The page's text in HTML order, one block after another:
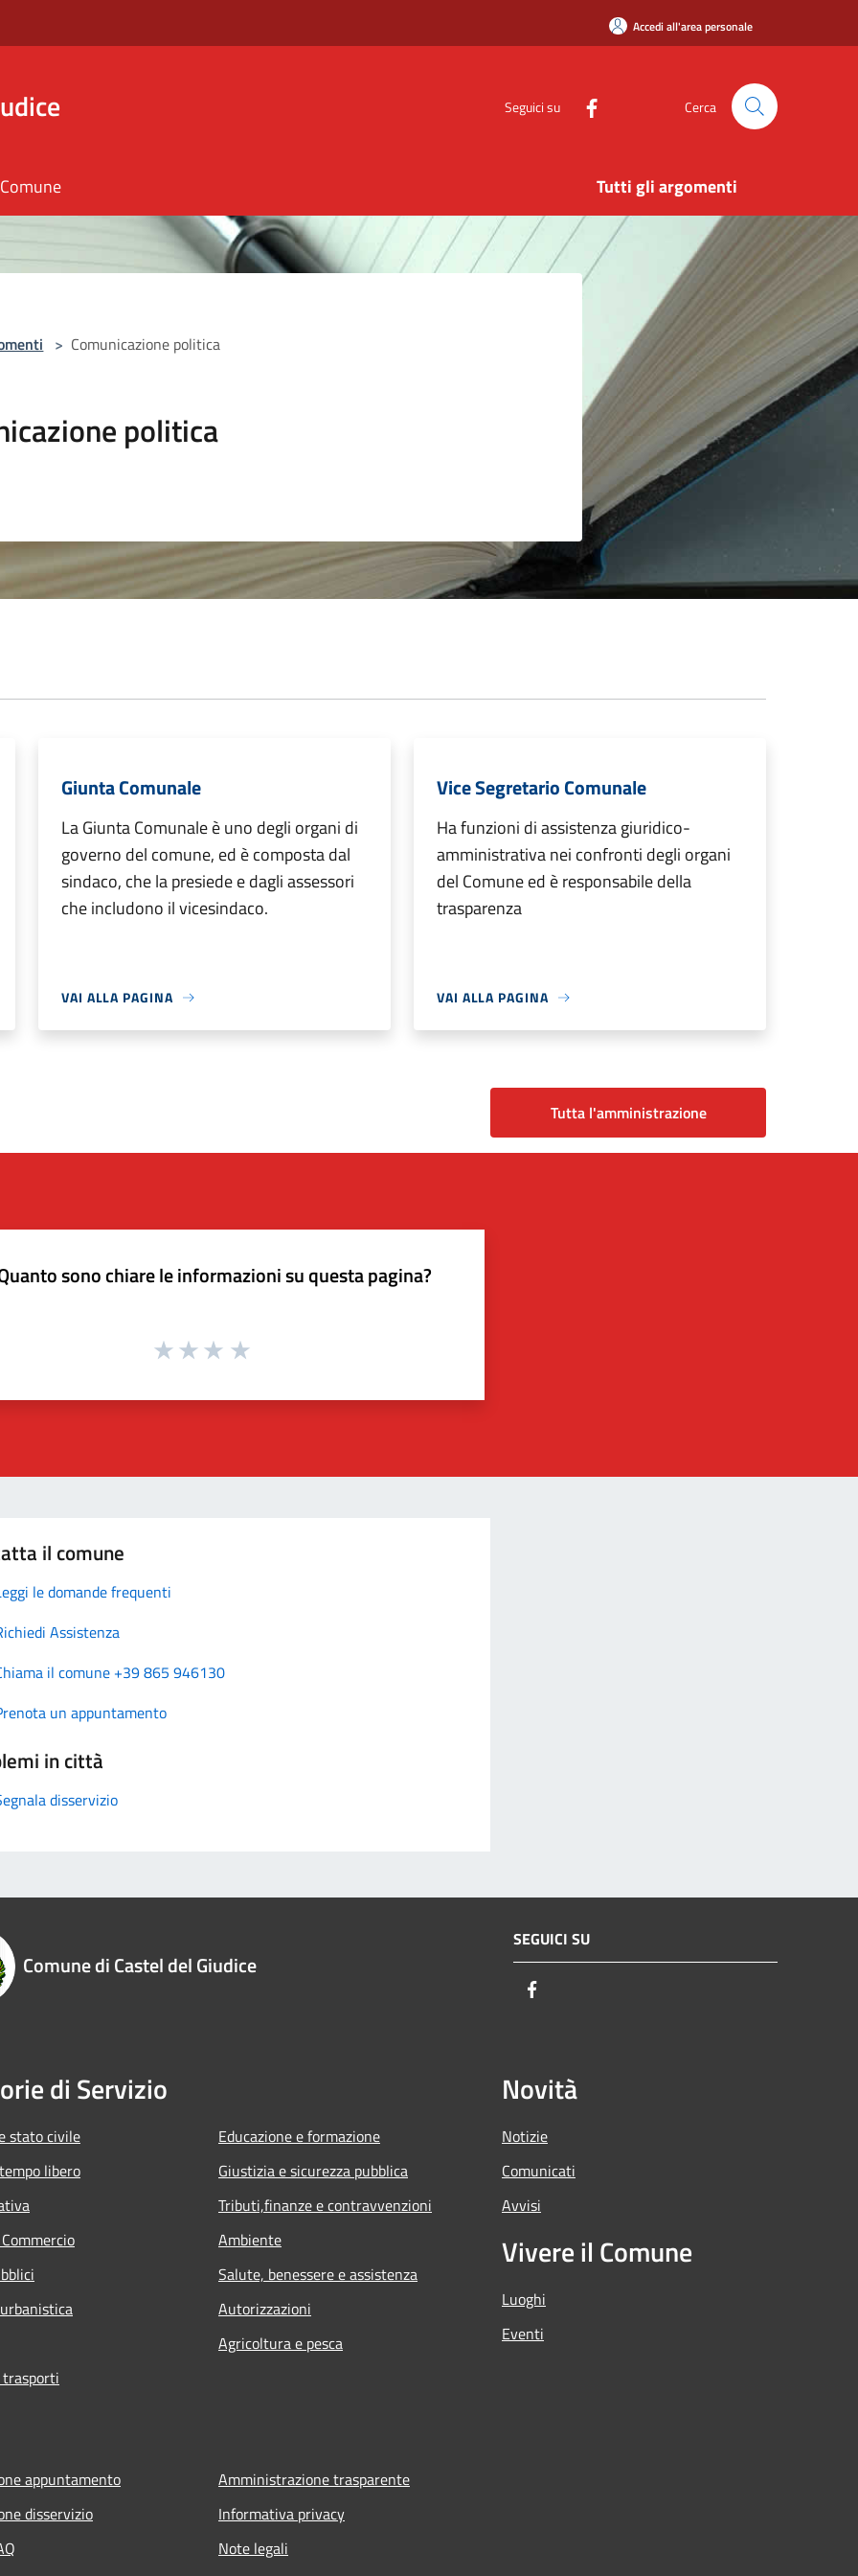
Accedi all'area personale
Seguici su Cerca
Tutti gli argomenti
> Comunicazione politica
politica
Giunta Comunale
La Giunta Comunale è uno degli organi di
governo del comune, ed è composta dal
sindaco, che la presiede e dagli assessori
che includono il vicesindaco.
VAI ALLA PAGINA
Vice Segretario Comunale
Ha funzioni di assistenza giuridico-
amministrativa nei confronti degli organi
del Comune ed è responsabile della
trasparenza
VAI ALLA PAGINA
Tutta l'amministrazione
sono chiare le informazioni su questa pagina?
il comune
le domande frequenti
Assistenza
il comune +39 865 946130
un appuntamento
in città
disservizio
Comune di Castel del Giudice
SEGUICI SU
di Servizio
stato civile
libero
Educazione e formazione
Giustizia e sicurezza pubblica
Tributi,finanze e contravvenzioni
Ambiente
Salute, benessere e assistenza
Autorizzazioni
Agricoltura e pesca
Novità
Notizie
Comunicati
Avvisi
Vivere il Comune
Luoghi
Eventi
appuntamento
disservizio
Amministrazione trasparente
Informativa privacy
Note legali